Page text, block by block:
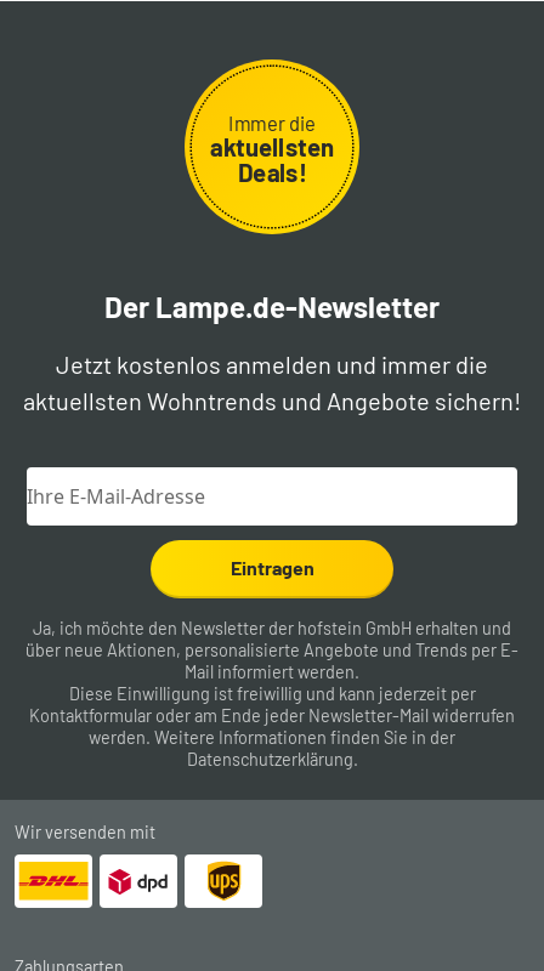
Immer die
aktuellsten
Deals!
Der Lampe.de-Newsletter
Jetzt kostenlos anmelden und immer die
aktuellsten Wohntrends und Angebote sichern!
Eintragen
Ja, ich möchte den Newsletter der hofstein GmbH erhalten und
über neue Aktionen, personalisierte Angebote und Trends per E-
Mail informiert werden.
Diese Einwilligung ist freiwillig und kann jederzeit per
Kontaktformular oder am Ende jeder Newsletter-Mail widerrufen
werden. Weitere Informationen finden Sie in der
Datenschutzerklärung.
Wir versenden mit
Zahlungsarten